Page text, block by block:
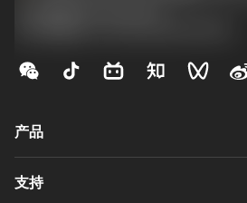
产品
所有软件
支持